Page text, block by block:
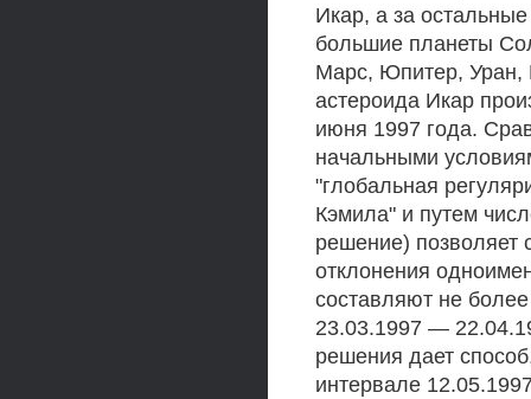
Икар, а за
большие планеты
Марс, Юпитер, Уран,
астероида Икар
июня 1997 года.
начальными
"глобальная
Кэмила" и путем
решение) позволяет
отклонения
составляют не
23.03.1997 —
решения дает
интервале